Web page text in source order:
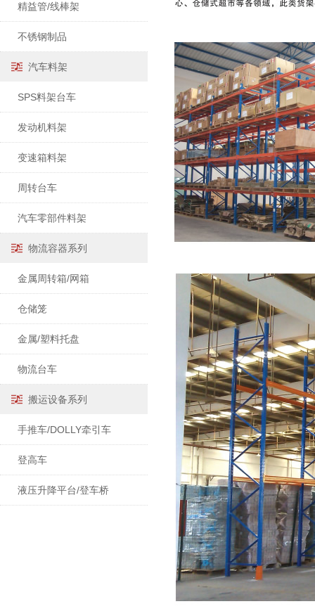
精益管/线棒架
不锈钢制品
汽车料架
SPS料架台车
发动机料架
变速箱料架
周转台车
汽车零部件料架
物流容器系列
金属周转箱/网箱
仓储笼
金属/塑料托盘
物流台车
搬运设备系列
手推车/DOLLY牵引车
登高车
液压升降平台/登车桥